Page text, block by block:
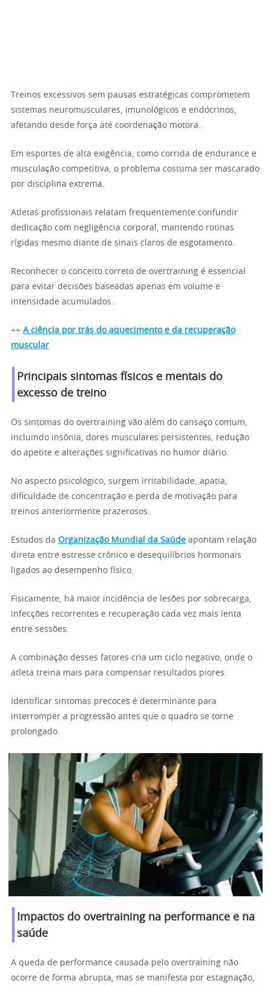
Treinos excessivos sem pausas estratégicas comprometem
sistemas neuromusculares, imunológicos e endócrinos,
afetando desde força até coordenação motora.
Em esportes de alta exigência, como corrida de endurance e
musculação competitiva, o problema costuma ser mascarado
por disciplina extrema.
Atletas profissionais relatam frequentemente confundir
dedicação com negligência corporal, mantendo rotinas
rígidas mesmo diante de sinais claros de esgotamento.
Reconhecer o conceito correto de overtraining é essencial
para evitar decisões baseadas apenas em volume e
intensidade acumulados.
++ A ciência por trás do aquecimento e da recuperação
muscular
Principais sintomas físicos e mentais do
excesso de treino
Os sintomas do overtraining vão além do cansaço comum,
incluindo insônia, dores musculares persistentes, redução
do apetite e alterações significativas no humor diário.
No aspecto psicológico, surgem irritabilidade, apatia,
dificuldade de concentração e perda de motivação para
treinos anteriormente prazerosos.
Estudos da Organização Mundial da Saúde apontam relação
direta entre estresse crônico e desequilíbrios hormonais
ligados ao desempenho físico.
Fisicamente, há maior incidência de lesões por sobrecarga,
infecções recorrentes e recuperação cada vez mais lenta
entre sessões.
A combinação desses fatores cria um ciclo negativo, onde o
atleta treina mais para compensar resultados piores.
Identificar sintomas precoces é determinante para
interromper a progressão antes que o quadro se torne
prolongado.
Impactos do overtraining na performance e na
saúde
A queda de performance causada pelo overtraining não
ocorre de forma abrupta, mas se manifesta por estagnação,